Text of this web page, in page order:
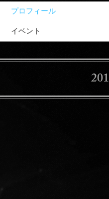
プロフィール
イベント